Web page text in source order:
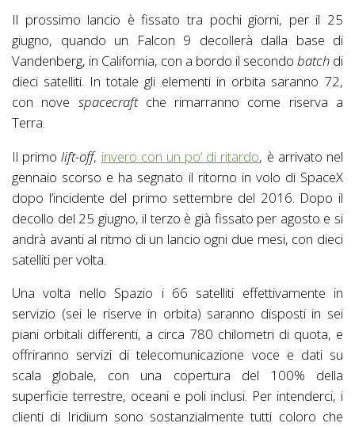
Il prossimo lancio è fissato tra pochi giorni, per il 25
giugno, quando un Falcon 9 decollerà dalla base di
Vandenberg, in California, con a bordo il secondo batch di
dieci satelliti. In totale gli elementi in orbita saranno 72,
con nove spacecraftche rimarranno come riserva a
Terra.
Il primo lift-off, invero con un po’ di ritardo, è arrivato nel
gennaio scorso e ha segnato il ritorno in volo di SpaceX
dopo l’incidente del primo settembre del 2016. Dopo il
decollo del 25 giugno, il terzo è già fissato per agosto e si
andrà avanti al ritmo di un lancio ogni due mesi, con dieci
satelliti per volta.
Una volta nello Spazio i 66 satelliti effettivamente in
servizio (sei le riserve in orbita) saranno disposti in sei
piani orbitali differenti, a circa 780 chilometri di quota, e
offriranno servizi di telecomunicazione voce e dati su
scala globale, con una copertura del 100% della
superficie terrestre, oceani e poli inclusi. Per intenderci, i
clienti di Iridium sono sostanzialmente tutti coloro che